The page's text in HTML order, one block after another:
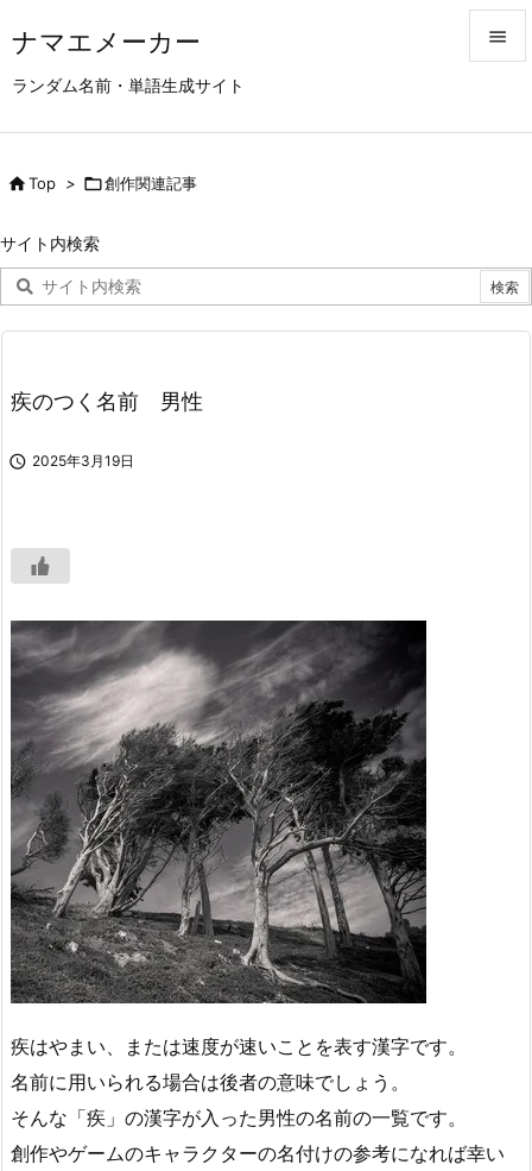
ナマエメーカー
ランダム名前・単語生成サイト


次へ

Top > 創作関連記事
サイト内検索
疾のつく名前 男性
 2025年3月19日
疾はやまい、または速度が速いことを表す漢字です。
名前に用いられる場合は後者の意味でしょう。
そんな「疾」の漢字が入った男性の名前の一覧です。
創作やゲームのキャラクターの名付けの参考になれば幸い